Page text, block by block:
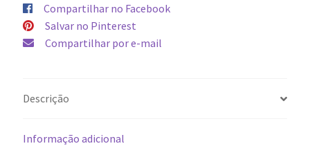
Compartilhar no Facebook
Salvar no Pinterest
Compartilhar por e-mail
Descrição
Informação adicional